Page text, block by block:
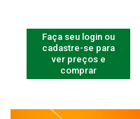
Faça seu login ou
cadastre-se para
ver preços e
comprar